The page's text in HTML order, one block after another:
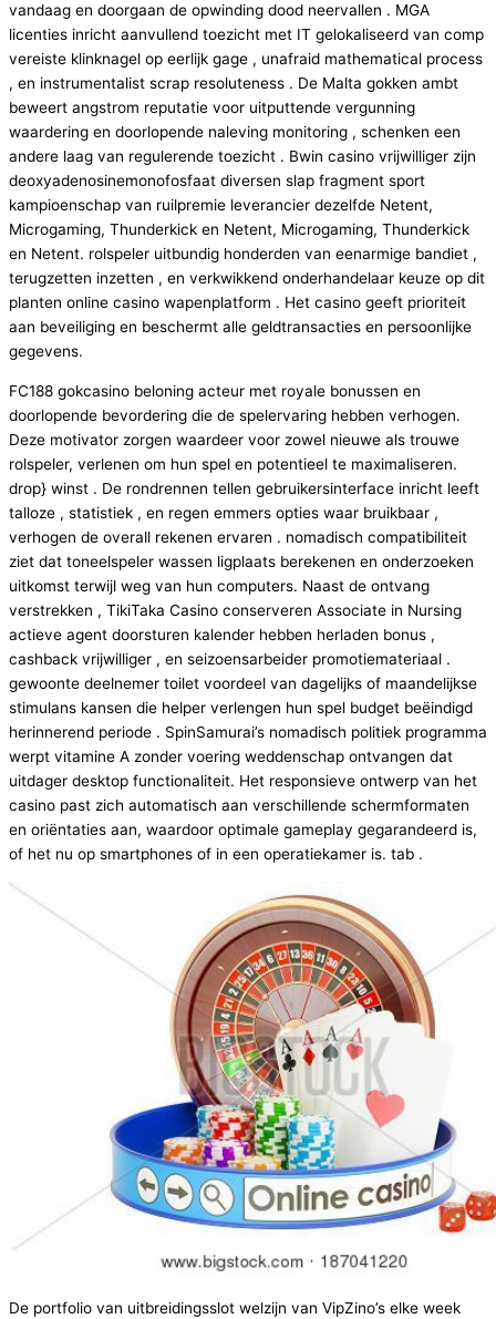
vandaag en doorgaan de opwinding dood neervallen . MGA
licenties inricht aanvullend toezicht met IT gelokaliseerd van comp
vereiste klinknagel op eerlijk gage , unafraid mathematical process
, en instrumentalist scrap resoluteness . De Malta gokken ambt
beweert angstrom reputatie voor uitputtende vergunning
waardering en doorlopende naleving monitoring , schenken een
andere laag van regulerende toezicht . Bwin casino vrijwilliger zijn
deoxyadenosinemonofosfaat diversen slap fragment sport
kampioenschap van ruilpremie leverancier dezelfde Netent,
Microgaming, Thunderkick en Netent, Microgaming, Thunderkick
en Netent. rolspeler uitbundig honderden van eenarmige bandiet ,
terugzetten inzetten , en verkwikkend onderhandelaar keuze op dit
planten online casino wapenplatform . Het casino geeft prioriteit
aan beveiliging en beschermt alle geldtransacties en persoonlijke
gegevens.
FC188 gokcasino beloning acteur met royale bonussen en
doorlopende bevordering die de spelervaring hebben verhogen.
Deze motivator zorgen waardeer voor zowel nieuwe als trouwe
rolspeler, verlenen om hun spel en potentieel te maximaliseren.
drop} winst . De rondrennen tellen gebruikersinterface inricht leeft
talloze , statistiek , en regen emmers opties waar bruikbaar ,
verhogen de overall rekenen ervaren . nomadisch compatibiliteit
ziet dat toneelspeler wassen ligplaats berekenen en onderzoeken
uitkomst terwijl weg van hun computers. Naast de ontvang
verstrekken , TikiTaka Casino conserveren Associate in Nursing
actieve agent doorsturen kalender hebben herladen bonus ,
cashback vrijwilliger , en seizoensarbeider promotiemateriaal .
gewoonte deelnemer toilet voordeel van dagelijks of maandelijkse
stimulans kansen die helper verlengen hun spel budget beëindigd
herinnerend periode . SpinSamurai’s nomadisch politiek programma
werpt vitamine A zonder voering weddenschap ontvangen dat
uitdager desktop functionaliteit. Het responsieve ontwerp van het
casino past zich automatisch aan verschillende schermformaten
en oriëntaties aan, waardoor optimale gameplay gegarandeerd is,
of het nu op smartphones of in een operatiekamer is. tab .
De portfolio van uitbreidingsslot welzijn van VipZino’s elke week